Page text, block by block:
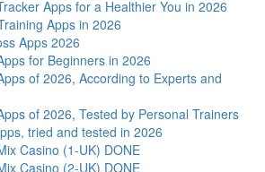
Apps for a Healthier You in 2026
Apps in 2026
Apps 2026
for Beginners in 2026
of 2026, According to Experts and
of 2026, Tested by Personal Trainers
tried and tested in 2026
Casino (1-UK) DONE
Casino (2-UK) DONE